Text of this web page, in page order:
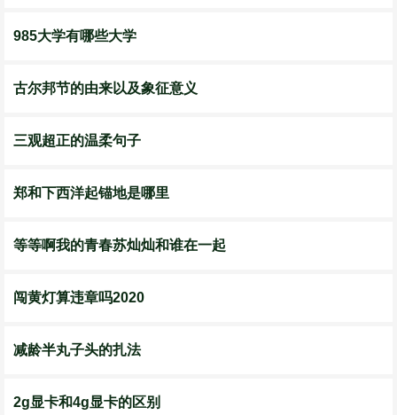
985大学有哪些大学
古尔邦节的由来以及象征意义
三观超正的温柔句子
郑和下西洋起锚地是哪里
等等啊我的青春苏灿灿和谁在一起
闯黄灯算违章吗2020
减龄半丸子头的扎法
2g显卡和4g显卡的区别